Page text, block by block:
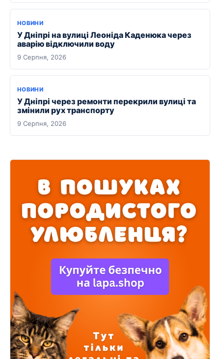
НОВИНИ
У Дніпрі на вулиці Леоніда Каденюка через
аварію відключили воду
9 Серпня, 2026
НОВИНИ
У Дніпрі через ремонти перекрили вулиці та
змінили рух транспорту
9 Серпня, 2026